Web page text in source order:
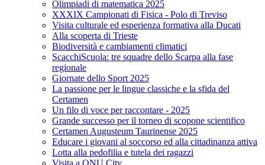
Olimpiadi di matematica 2025
XXXIX Campionati di Fisica - Polo di Treviso
Visita culturale ed esperienza formativa alla Ducati
Alla scoperta di Trieste
Biodiversità e cambiamenti climatici
ScacchiScuola: tre squadre dello Scarpa alla fase
regionale
Giornate dello Sport 2025
La passione per le lingue classiche e la sfida del
Certamen
Un filo di voce per raccontare - 2025
Grande successo per il torneo di scopone scientifico
Certamen Augusteum Taurinense 2025
Educare i giovani al soccorso ed alla cittadinanza attiva
Lotta alla pedofilia e tutela dei ragazzi